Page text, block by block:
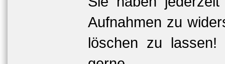
Aufnahmen zu
löschen zu lassen!